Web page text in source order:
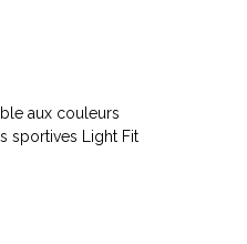
aux couleurs
sportives Light Fit